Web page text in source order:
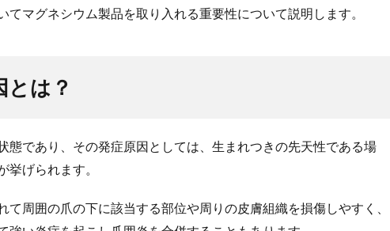
マグネシウム製品を取り入れる重要性について説明します。
とは？
態であり、その発症原因としては、生まれつきの先天性である場
げられます。
周囲の爪の下に該当する部位や周りの皮膚組織を損傷しやすく、